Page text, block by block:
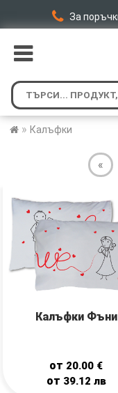
За
» Калъфки
«
Калъфки Фъни
от 20.00 €
от 39.12 лв